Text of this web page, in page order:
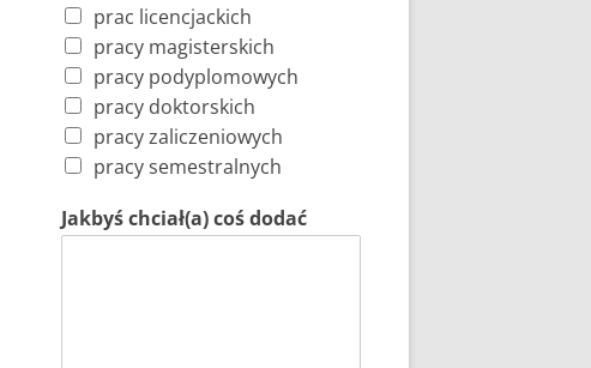
prac licencjackich
pracy magisterskich
pracy podyplomowych
pracy doktorskich
pracy zaliczeniowych
pracy semestralnych
Jakbyś chciał(a) coś dodać